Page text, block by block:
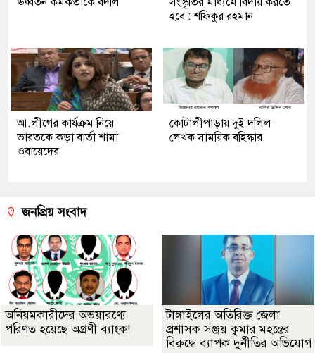
হবে : শফিকুর রহমান
আ.লীগের কার্যক্রম নিয়ে
ভারতকে কড়া বার্তা শামা
ওবায়েদের
কোটালীপাড়ায় দুই দলিল
লেখক সাময়িক বহিস্কার
জনপ্রিয় সংবাদ
অনিয়মকারীদের অভয়ারণ্যে
পরিণত হয়েছে অগ্রণী ব্যাংক!
টাঙ্গাইলের অতিরিক্ত জেলা
প্রশাসক সঞ্জয় কুমার মহন্তের
বিরুদ্ধে ব্যাপক দুর্নীতির অভিযোগ